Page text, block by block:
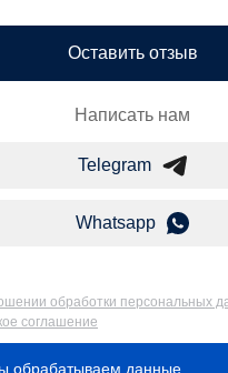
Оставить отзыв
Написать нам
Telegram
Whatsapp
обработки персональных
соглашение
обрабатываем данные